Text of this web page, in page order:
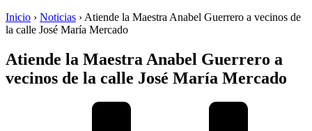
Inicio › Noticias › Atiende la Maestra Anabel Guerrero a vecinos de
la calle José María Mercado
Atiende la Maestra Anabel Guerrero a
vecinos de la calle José María Mercado